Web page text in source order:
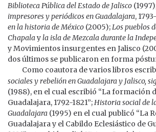
Biblioteca Pública del Estado de Jalisco
impresores y periódicos en Guadalajara,
en la historia de México (2005);Los pueblos
Chapalayla isla de Mezcala durante la
y Movimientos insurgentes en Jalisco
dos últimos se publicaron en forma
Como coautora de varios libros
sociales y rebelión en Guadalajara y Jalisco,
(1988), en el cual escribió “La formación
Guadalajara, 1792-1821”;Historia social de
Guadalajara (1995) en el cual publicó “La
Guadalajara y el Cabildo Eclesiástico de